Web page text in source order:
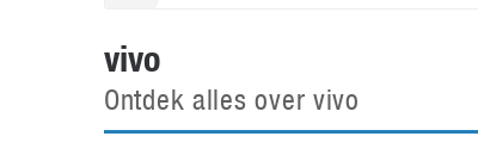
Computermuseum
Honor
Huawei
OnePlus
Oppo
5G
Aanbiedingen
Abonnement
Digitale camera’s
DSLR camera’s
vivo
Ontdek alles over vivo